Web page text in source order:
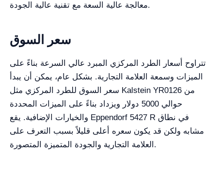
معالجة عالية السعة مع تقنية عالية الجودة.
سعر السوق
تتراوح أسعار الطرد المركزي المبرد عالي السرعة بناءً على
الميزات وسمعة العلامة التجارية. بشكل عام، يمكن أن يبدأ
سعر السوق للطرد المركزي مثل Kalstein YR0126 من
حوالي 5000 دولار ويزداد بناءً على الميزات المحددة
والخيارات الإضافية. يقع Eppendorf 5427 R في نطاق
مشابه ولكن قد يكون سعره أعلى قليلاً بسبب التعرف على
العلامة التجارية والجودة المتميزة المتصورة.